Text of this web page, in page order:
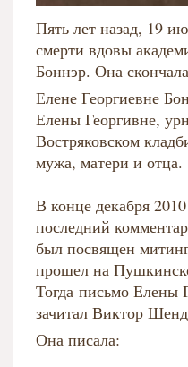
Пять лет назад, 19
смерти вдовы
Боннэр. Она
Елене Георгиевне
Елены Георгивне,
Востряковском
мужа, матери и отца.
В конце декабря
последний
был посвящен
прошел на
Тогда письмо Елены
зачитал Виктор
Она писала: